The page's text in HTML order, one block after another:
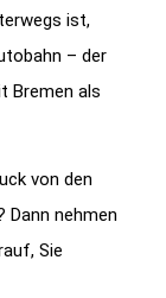
ist,
– der
Bremen als
von den
nehmen
Sie